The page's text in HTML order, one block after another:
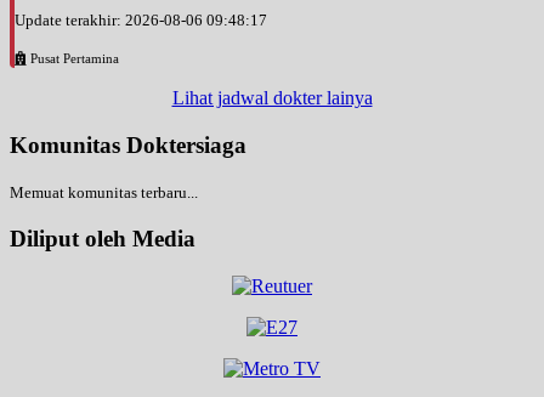
Update terakhir: 2026-08-06 09:48:17
Pusat Pertamina
Lihat jadwal dokter lainya
Komunitas Doktersiaga
Memuat komunitas terbaru...
Diliput oleh Media